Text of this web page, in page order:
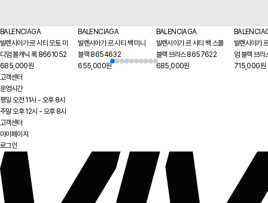
BALENCIAGA
발렌시아가 르 시티 모토 미
디엄 볼캐닉 록 8661052
685,000원
BALENCIAGA
발렌시아가 르 시티 백 미니
블랙 8654632
655,000원
BALENCIAGA
발렌시아가 르 시티 백 스몰
블랙 브라스 8657622
685,000원
발렌시아가
엄 블랙 브
715,000원
고객센터
운영시간
평일 오전 11시 - 오후 8시
주말 오후 12시 - 오후 8시
고객센터
마이페이지
로그인